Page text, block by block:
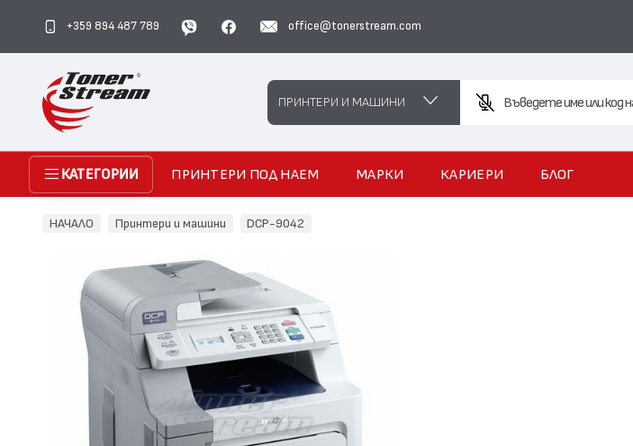
+359 894 487 789 office@tonerstream.com
Search
Въведете име или код
ПРИНТЕРИ И МАШИНИ
КАТЕГОРИИ ПРИНТЕРИ ПОД НАЕМ МАРКИ КАРИЕРИ БЛОГ
НАЧАЛО Принтери и машини DCP-9042